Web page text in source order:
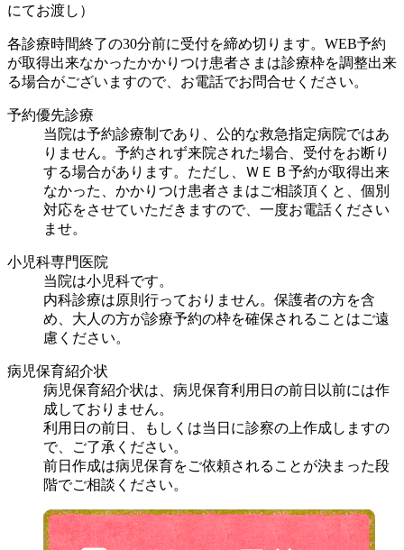
にてお渡し）
各診療時間終了の30分前に受付を締め切ります。WEB予約
が取得出来なかったかかりつけ患者さまは診療枠を調整出来
る場合がございますので、お電話でお問合せください。
予約優先診療
当院は予約診療制であり、公的な救急指定病院ではあ
りません。予約されず来院された場合、受付をお断り
する場合があります。ただし、ＷＥＢ予約が取得出来
なかった、かかりつけ患者さまはご相談頂くと、個別
対応をさせていただきますので、一度お電話ください
ませ。
小児科専門医院
当院は小児科です。
内科診療は原則行っておりません。保護者の方を含
め、大人の方が診療予約の枠を確保されることはご遠
慮ください。
病児保育紹介状
病児保育紹介状は、病児保育利用日の前日以前には作
成しておりません。
利用日の前日、もしくは当日に診察の上作成しますの
で、ご了承ください。
前日作成は病児保育をご依頼されることが決まった段
階でご相談ください。